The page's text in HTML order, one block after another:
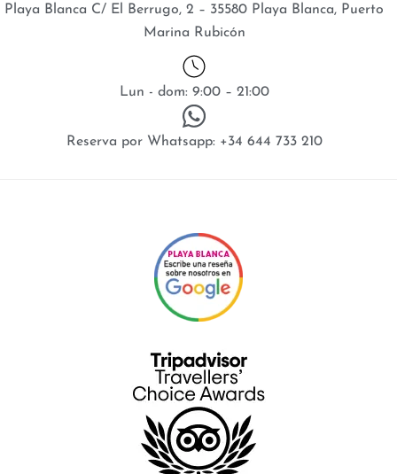
Playa Blanca C/ El Berrugo, 2 – 35580 Playa Blanca, Puerto
Marina Rubicón
Lun - dom: 9:00 – 21:00
Reserva por Whatsapp: +34 644 733 210